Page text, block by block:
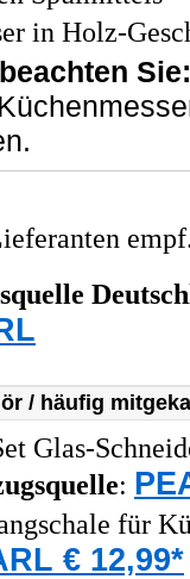
in Holz-
Sie:
/ häufig
Glas-
:
für
€ 12,99*